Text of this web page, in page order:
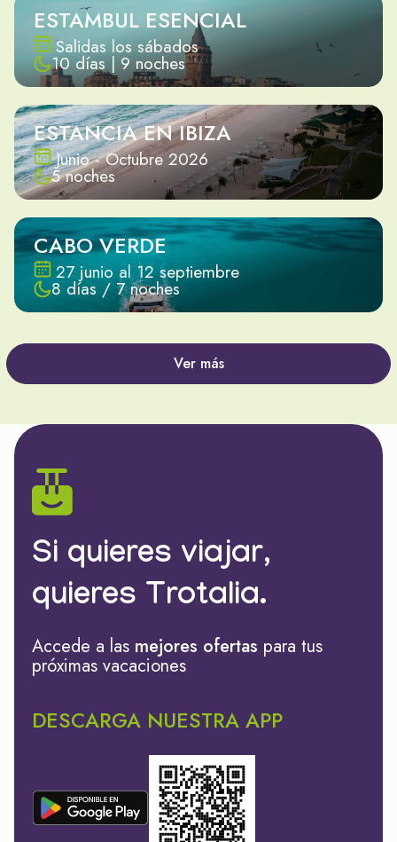
ESTAMBUL ESENCIAL
Salidas los sábados
10 días | 9 noches
ESTANCIA EN IBIZA
Junio - Octubre 2026
5 noches
CABO VERDE
27 junio al 12 septiembre
8 días / 7 noches
Ver más
Si quieres viajar,
quieres Trotalia.
Accede a las mejores ofertas para tus
próximas vacaciones
DESCARGA NUESTRA APP